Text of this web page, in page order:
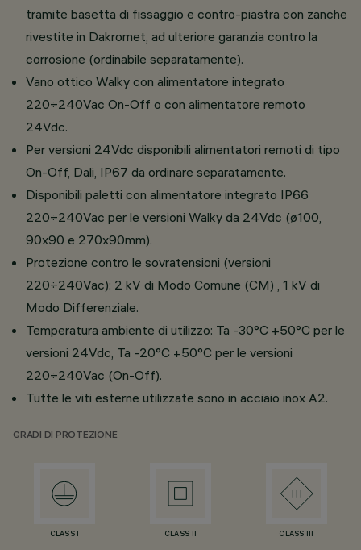
tramite basetta di fissaggio e contro-piastra con zanche
rivestite in Dakromet, ad ulteriore garanzia contro la
corrosione (ordinabile separatamente).
Vano ottico Walky con alimentatore integrato
220÷240Vac On-Off o con alimentatore remoto
24Vdc.
Per versioni 24Vdc disponibili alimentatori remoti di tipo
On-Off, Dali, IP67 da ordinare separatamente.
Disponibili paletti con alimentatore integrato IP66
220÷240Vac per le versioni Walky da 24Vdc (ø100,
90x90 e 270x90mm).
Protezione contro le sovratensioni (versioni
220÷240Vac): 2 kV di Modo Comune (CM) , 1 kV di
Modo Differenziale.
Temperatura ambiente di utilizzo: Ta -30°C +50°C per le
versioni 24Vdc, Ta -20°C +50°C per le versioni
220÷240Vac (On-Off).
Tutte le viti esterne utilizzate sono in acciaio inox A2.
GRADI DI PROTEZIONE
CLASS I CLASS II CLASS III